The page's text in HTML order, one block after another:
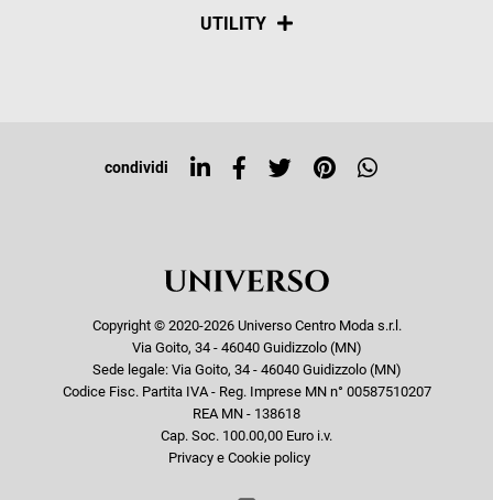
Social
UTILITY
Top ricerche
condividi
Copyright © 2020-2026 Universo Centro Moda s.r.l.
Via Goito, 34 - 46040 Guidizzolo (MN)
Sede legale: Via Goito, 34 - 46040 Guidizzolo (MN)
Codice Fisc. Partita IVA - Reg. Imprese MN n° 00587510207
REA MN - 138618
Cap. Soc. 100.00,00 Euro i.v.
Privacy e Cookie policy